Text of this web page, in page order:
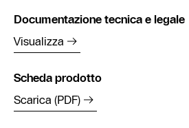
Documentazione tecnica e legale
Visualizza
Scheda prodotto
Scarica (PDF)